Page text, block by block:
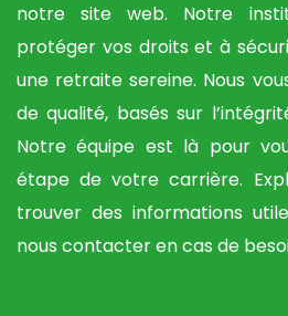
notre site web. Notre
protéger vos droits et à
une retraite sereine. Nous
de qualité, basés sur
Notre équipe est là pour
étape de votre carrière.
trouver des informations
nous contacter en cas de